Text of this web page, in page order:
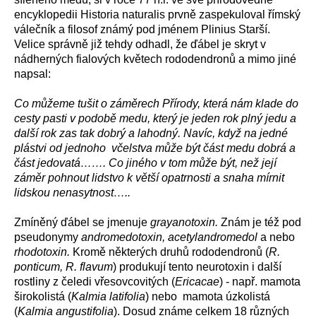
encyklopedii Historia naturalis prvně zaspekuloval římský
válečník a filosof známý pod jménem Plinius Starší.
Velice správně již tehdy odhadl, že ďábel je skryt v
nádherných fialových květech rododendronů a mimo jiné
napsal:
Co můžeme tušit o záměrech Přírody, která nám klade do
cesty pasti v podobě medu, který je jeden rok plný jedu a
další rok zas tak dobrý a lahodný. Navíc, když na jedné
plástvi od jednoho včelstva může být část medu dobrá a
část jedovatá……. Co jiného v tom může být, než její
záměr pohnout lidstvo k větší opatrnosti a snaha mírnit
lidskou nenasytnost…..
Zmíněný ďábel se jmenuje grayanotoxin. Znám je též pod
pseudonymy andromedotoxin, acetylandromedol a nebo
rhodotoxin. Kromě některých druhů rododendronů (R.
ponticum, R. flavum) produkují tento neurotoxin i další
rostliny z čeledi vřesovcovitých (Ericacae) - např. mamota
širokolistá (Kalmia latifolia) nebo mamota úzkolistá
(Kalmia angustifolia). Dosud známe celkem 18 různých